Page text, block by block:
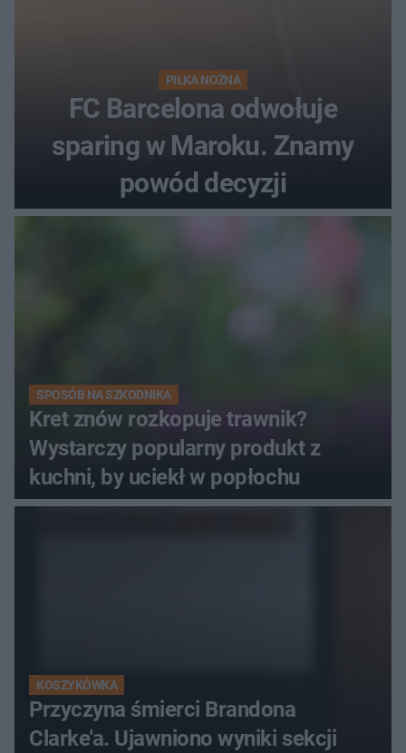
PIŁKA NOŻNA
FC Barcelona odwołuje
sparing w Maroku. Znamy
powód decyzji
SPOSÓB NA SZKODNIKA
Kret znów rozkopuje trawnik?
Wystarczy popularny produkt z
kuchni, by uciekł w popłochu
KOSZYKÓWKA
Przyczyna śmierci Brandona
Clarke'a. Ujawniono wyniki sekcji